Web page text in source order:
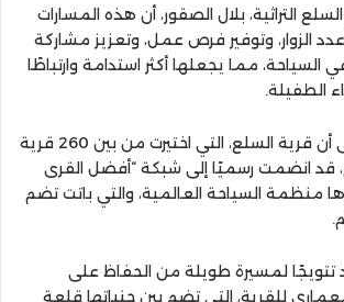
التراثية، بلال الصقور، أن هذه المسارات
الزوار، وتوفير فرص عمل، وتعزيز مشاركة
مما يجعلها أكثر استدامة وارتباطًا
الطفيلة.
كما أشار الصقور إلى أن قرية السلع، التي اختيرت من بين 260 قرية
قد انضمت رسميًا إلى شبكة “أفضل القرى
منظمة السياحة العالمية، والتي باتت تضم
تتويجًا لمسيرة طويلة من الحفاظ على
للقرية، التي تضم بين جنباتها قلعة